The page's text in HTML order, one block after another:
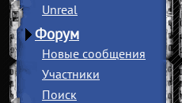
Unreal
Форум
Новые сообщения
Участники
Поиск